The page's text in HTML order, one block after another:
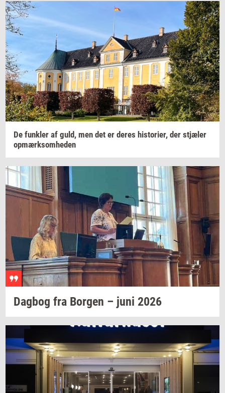
De funk­ler af guld, men det er deres hi­sto­ri­er, der stjæ­ler
op­mærk­som­he­den
Dag­bog fra Bor­gen – juni 2026